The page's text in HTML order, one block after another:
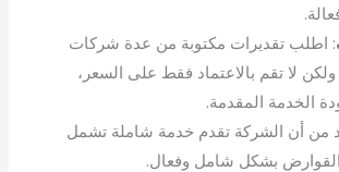
: اطلب تقديرات مكتوبة من عدة شركات
ولكن لا تقم بالاعتماد فقط على السعر،
الخدمة المقدمة.
من أن الشركة تقدم خدمة شاملة تشمل
بشكل شامل وفعال.